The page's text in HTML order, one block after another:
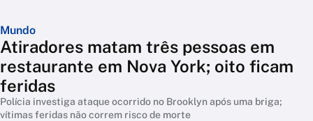
Mundo
Atiradores matam três pessoas em
restaurante em Nova York; oito ficam
feridas
Polícia investiga ataque ocorrido no Brooklyn após uma briga;
vítimas feridas não correm risco de morte